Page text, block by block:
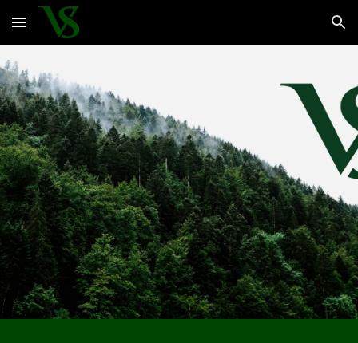
Skip to main content Skip to navigation